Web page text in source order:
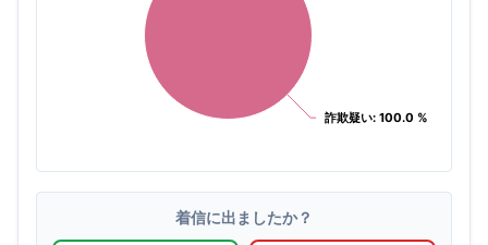
詐欺疑い: 100.0 %
詐欺疑い: 100.0 %
着信に出ましたか？